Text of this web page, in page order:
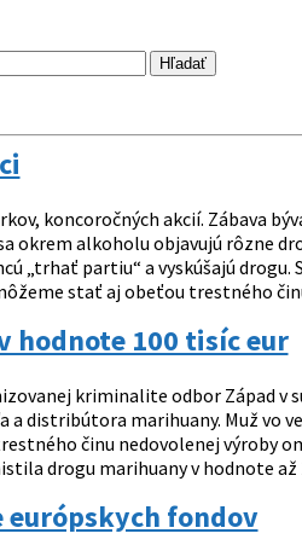
koncoročných akcií. Zábava
alkoholu objavujú rôzne
„trhať partiu“ a vyskúšajú
stať aj obeťou trestného
hodnote 100 tisíc eur
kriminalite odbor Západ v
distribútora marihuany. Muž vo
činu nedovolenej výroby
drogu marihuany v hodnote až
európskych fondov